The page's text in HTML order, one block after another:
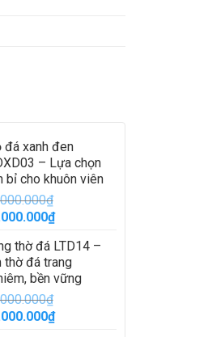
đá xanh đen
– Lựa chọn
bỉ cho khuôn viên
₫
₫Giá
tại
là:
15.000.000₫.
thờ đá LTD14 –
thờ đá trang
bền vững
₫
₫Giá